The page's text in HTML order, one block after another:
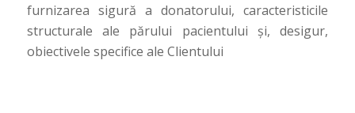
furnizarea sigură a donatorului, caracteristicile
structurale ale părului pacientului și, desigur,
obiectivele specifice ale Clientului